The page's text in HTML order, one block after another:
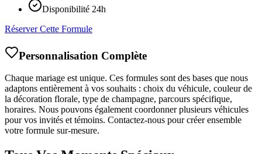
Disponibilité 24h
Réserver Cette Formule
Personnalisation Complète
Chaque mariage est unique. Ces formules sont des bases que nous
adaptons entièrement à vos souhaits : choix du véhicule, couleur de
la décoration florale, type de champagne, parcours spécifique,
horaires. Nous pouvons également coordonner plusieurs véhicules
pour vos invités et témoins. Contactez-nous pour créer ensemble
votre formule sur-mesure.